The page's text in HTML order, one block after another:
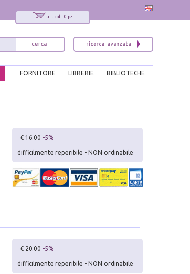
articoli: 0 pz.
BIBLIOTECHE
LIBRERIE
FORNITORE
€ 16.00 -5%
difficilmente reperibile - NON ordinabile
€ 20.00 -5%
difficilmente reperibile - NON ordinabile